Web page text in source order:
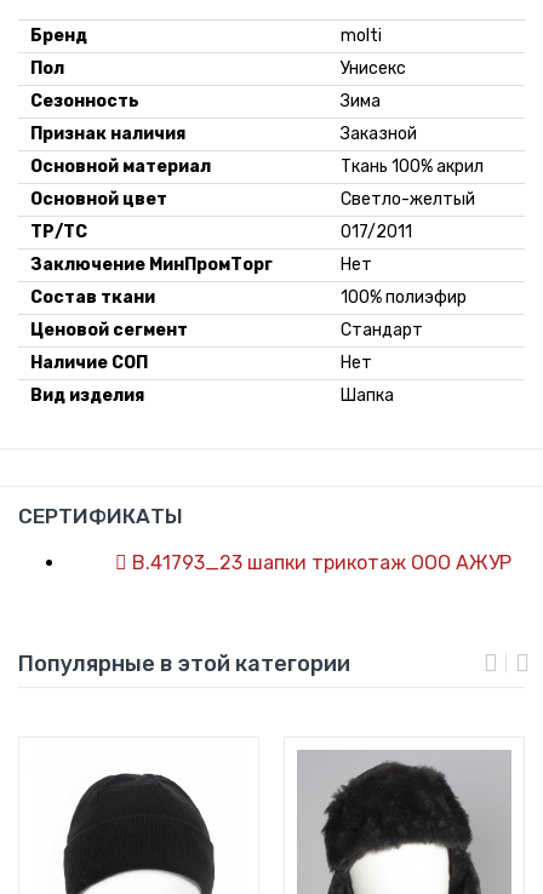
Бренд
molti
Пол
Унисекс
Сезонность
Зима
Признак наличия
Заказной
Основной материал
Ткань 100% акрил
Основной цвет
Светло-желтый
ТР/ТС
017/2011
Заключение МинПромТорг
Нет
Состав ткани
100% полиэфир
Ценовой сегмент
Стандарт
Наличие СОП
Нет
Вид изделия
Шапка
СЕРТИФИКАТЫ
В.41793_23 шапки трикотаж ООО АЖУР
Популярные в этой категории